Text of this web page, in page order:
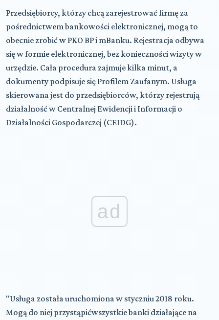
Przedsiębiorcy, którzy chcą zarejestrować firmę za
pośrednictwem bankowości elektronicznej, mogą to
obecnie zrobić w PKO BP i mBanku. Rejestracja odbywa
się w formie elektronicznej, bez konieczności wizyty w
urzędzie. Cała procedura zajmuje kilka minut, a
dokumenty podpisuje się Profilem Zaufanym. Usługa
skierowana jest do przedsiębiorców, którzy rejestrują
działalność w Centralnej Ewidencji i Informacji o
Działalności Gospodarczej (CEIDG).
ad
"Usługa została uruchomiona w styczniu 2018 roku.
Mogą do niej przystąpićwszystkie banki działające na